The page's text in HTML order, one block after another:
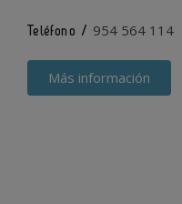
Teléfono / 954 564 114
Más información